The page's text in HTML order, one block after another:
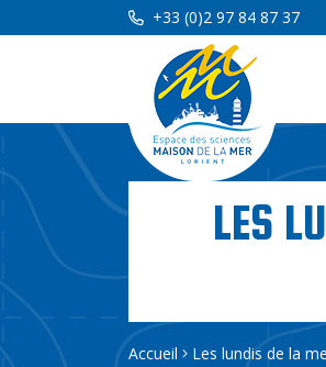
+33 (0)2 97 84 87 37
LES
Accueil Les lundis de la